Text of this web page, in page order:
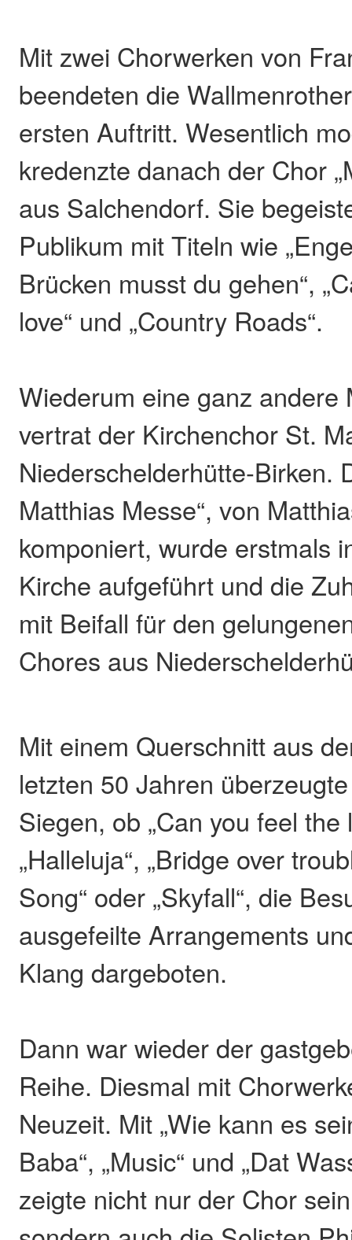
Mit zwei Chorwerken von
beendeten die
ersten Auftritt. Wesentlich
kredenzte danach der Chor
aus Salchendorf. Sie
Publikum mit Titeln wie
Brücken musst du gehen“,
love“ und „Country Roads“.
Wiederum eine ganz andere
vertrat der Kirchenchor St.
Niederschelderhütte-Birken.
Matthias Messe“, von
komponiert, wurde erstmals
Kirche aufgeführt und die
mit Beifall für den
Chores aus
Mit einem Querschnitt aus
letzten 50 Jahren
Siegen, ob „Can you feel the
„Halleluja“, „Bridge over
Song“ oder „Skyfall“, die
ausgefeilte Arrangements
Klang dargeboten.
Dann war wieder der
Reihe. Diesmal mit
Neuzeit. Mit „Wie kann es
Baba“, „Music“ und „Dat
zeigte nicht nur der Chor